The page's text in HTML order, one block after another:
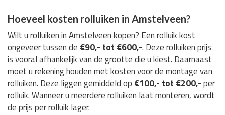
Hoeveel kosten rolluiken in Amstelveen?
Wilt u rolluiken in Amstelveen kopen? Een rolluik kost
ongeveer tussen de €90,- tot €600,-. Deze rolluiken prijs
is vooral afhankelijk van de grootte die u kiest. Daarnaast
moet u rekening houden met kosten voor de montage van
rolluiken. Deze liggen gemiddeld op €100,- tot €200,-per
rolluik. Wanneer u meerdere rolluiken laat monteren, wordt
de prijs per rolluik lager.